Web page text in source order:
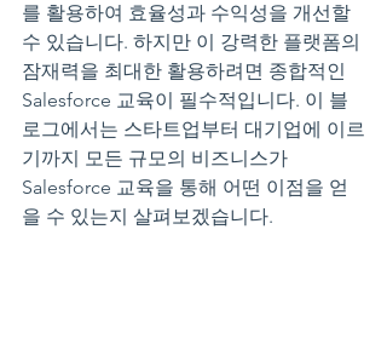
를 활용하여 효율성과 수익성을 개선할
수 있습니다. 하지만 이 강력한 플랫폼의
잠재력을 최대한 활용하려면 종합적인
Salesforce 교육이 필수적입니다. 이 블
로그에서는 스타트업부터 대기업에 이르
기까지 모든 규모의 비즈니스가
Salesforce 교육을 통해 어떤 이점을 얻
을 수 있는지 살펴보겠습니다.